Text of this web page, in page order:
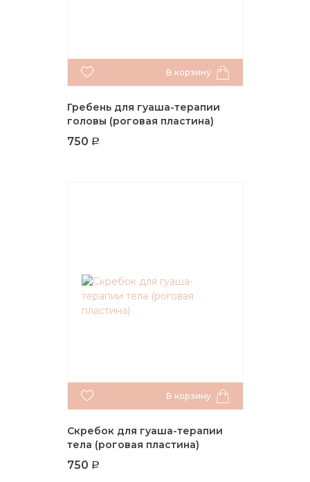
В корзину
Гребень для гуаша-терапии
головы (роговая пластина)
750
В корзину
Скребок для гуаша-терапии
тела (роговая пластина)
750